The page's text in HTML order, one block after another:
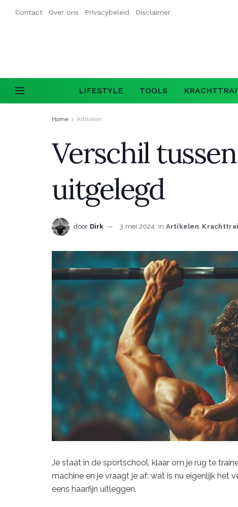
Contact Over ons Privacybeleid Disclaimer
LIFESTYLE TOOLS
Home Artikelen
Verschil
uitgelegd
door Dirk 3 mei 2024 in Artikelen,
Je staat in de sportschool, klaar om je rug te
machine en je vraagt je af: wat is nu eigenlijk het
eens haarfijn uitleggen.